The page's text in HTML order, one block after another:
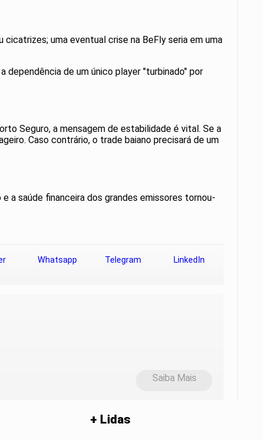
uma eventual crise na BeFly seria em uma
de um único player "turbinado" por
Seguro, a mensagem de estabilidade é vital. Se a
Caso contrário, o trade baiano precisará de um
a saúde financeira dos grandes emissores tornou-
Whatsapp Telegram LinkedIn
Saiba Mais
+ Lidas